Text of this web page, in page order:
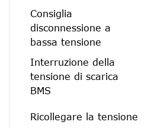
Consiglia
disconnessione a
bassa tensione
Interruzione della
tensione di scarica
BMS
Ricollegare la tensione